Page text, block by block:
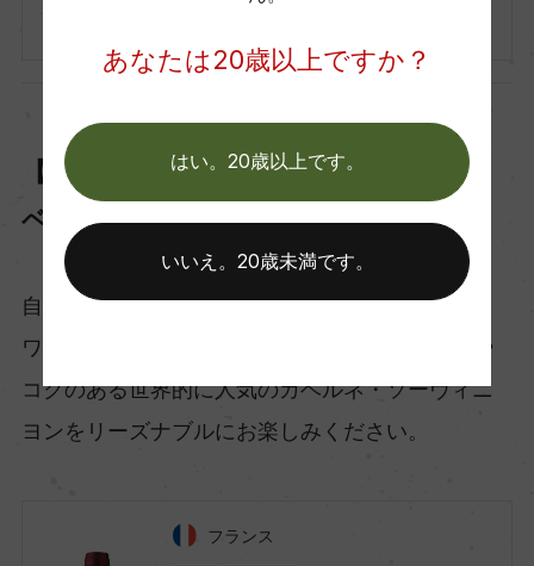
【7位】レ・タンヌ オクシタン カ
ベルネ・ソーヴィニヨン
自然豊かな田舎の風景が広がる南フランスでは、
ワイン用のブドウがすくすくと育ちます。風味や
コクのある世界的に人気のカベルネ・ソーヴィニ
ヨンをリーズナブルにお楽しみください。
フランス
あなたは20歳以上ですか？
はい。20歳以上です。
いいえ。20歳未満です。